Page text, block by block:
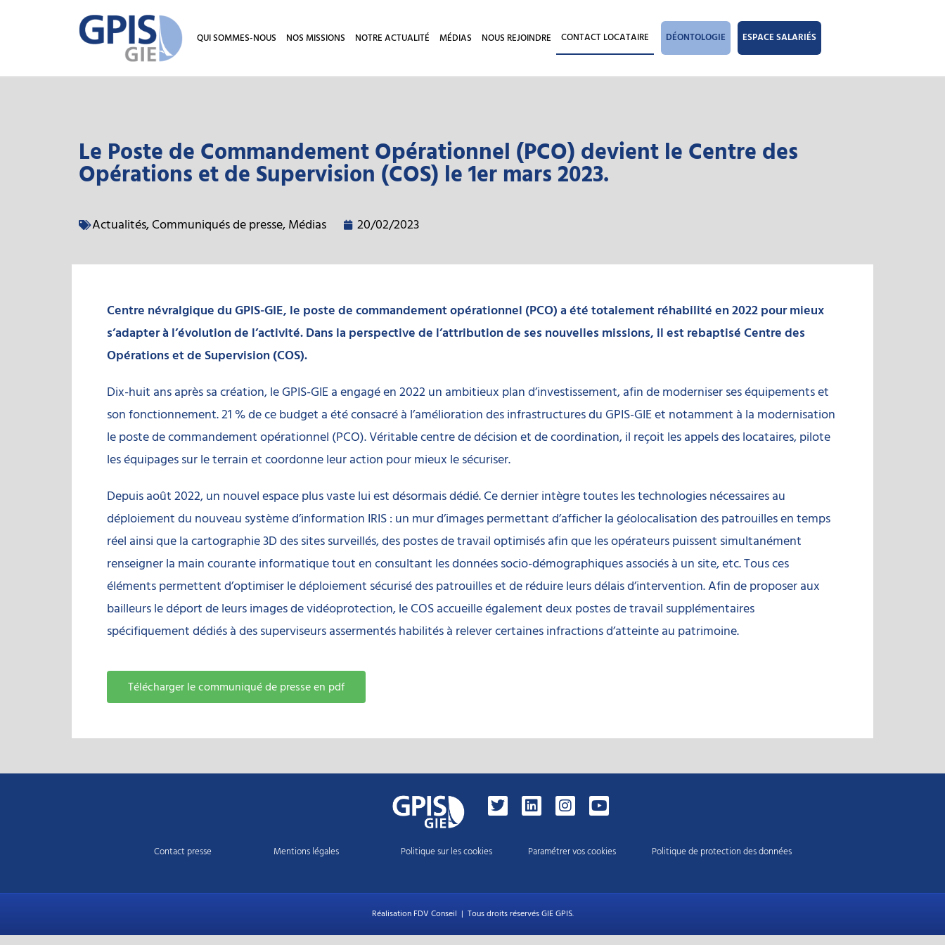
QUI SOMMES-NOUS NOS MISSIONS NOTRE ACTUALITÉ MÉDIAS NOUS REJOINDRE CONTACT LOCATAIRE DÉONTOLOGIE ESPACE SALARIÉS
Le Poste de Commandement Opérationnel (PCO) devient le Centre des
Opérations et de Supervision (COS) le 1er mars 2023.
Actualités,Communiqués de presse,Médias 20/02/2023
Centre névralgique du GPIS-GIE, le poste de commandement opérationnel (PCO) a été totalement réhabilité en 2022 pour mieux
s’adapter à l’évolution de l’activité. Dans la perspective de l’attribution de ses nouvelles missions, il est rebaptisé Centre des
Opérationset de Supervision (COS).
Dix-huit ans après sa création, le GPIS-GIE a engagé en 2022 un ambitieux plan d’investissement, afin de moderniser ses équipements et
son fonctionnement. 21 % de ce budget a été consacré à l’amélioration des infrastructures du GPIS-GIE et notamment à la modernisation
le poste de commandement opérationnel (PCO). Véritable centre de décision et de coordination, il reçoit les appels des locataires, pilote
les équipages sur le terrain et coordonne leur action pour mieux le sécuriser.
Depuis août 2022, un nouvel espace plus vaste lui est désormais dédié. Ce dernier intègre toutes les technologies nécessaires au
déploiement du nouveau système d’information IRIS : un mur d’images permettant d’afficher la géolocalisation des patrouilles en temps
réel ainsi que la cartographie 3D des sites surveillés, des postes de travail optimisés afin que les opérateurs puissent simultanément
renseigner la main courante informatique tout en consultant les données socio-démographiques associés à un site, etc. Tous ces
éléments permettent d’optimiser le déploiement sécurisé des patrouilles et de réduire leurs délais d’intervention. Afin de proposer aux
bailleurs le déport de leurs images de vidéoprotection, le COS accueille également deux postes de travail supplémentaires
spécifiquement dédiés à des superviseurs assermentés habilités à relever certaines infractions d’atteinte au patrimoine.
Télécharger le communiqué de presse en pdf
Contact presse Mentions légales Politique sur les cookies Paramétrer vos cookies Politique de protection des données
Réalisation FDV Conseil | Tous droits réservés GIE GPIS.